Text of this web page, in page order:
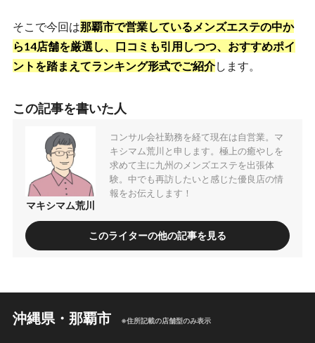
そこで今回は那覇市で営業しているメンズエステの中か
ら14店舗を厳選し、口コミも引用しつつ、おすすめポイ
ントを踏まえてランキング形式でご紹介します。
この記事を書いた人
マキシマム荒川
コンサル会社勤務を経て現在は自営業。マ
キシマム荒川と申します。極上の癒やしを
求めて主に九州のメンズエステを出張体
験。中でも再訪したいと感じた優良店の情
報をお伝えします！
このライターの他の記事を見る
沖縄県・那覇市 ※住所記載の店舗型のみ表示